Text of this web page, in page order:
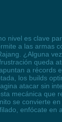
nivel es clave
a las armas
¿Alguna
queda
a récords
los builds
atacar sin
mecánica que
se convierte
enfócate